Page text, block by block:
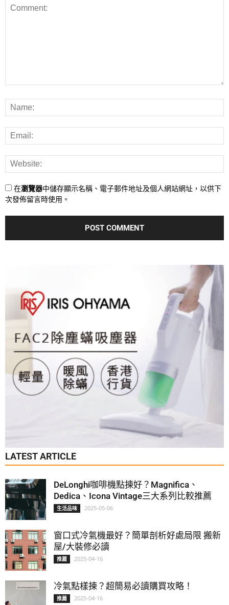
在瀏覽器中儲存顯示名稱、電子郵件地址及個人網站網址，以供下
次發佈留言時使用。
LATEST ARTICLE
DeLonghi咖啡機點揀好？Magnifica、
Dedica、Icona Vintage三大系列比較推薦
生活品味 2025-05-06
窗口式冷氣機最好？簡單剖析好處局限 搬新
屋/大裝修必讀
推薦 2025-04-16
冷氣點樣揀？超簡易必讀購買攻略！
推薦 2025-04-16